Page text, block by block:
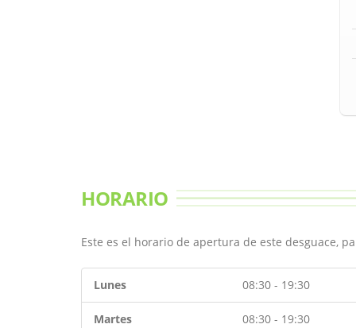
HORARIO
Este es el horario de apertura de este desguace,
Lunes 08:30 - 19:30
Martes 08:30 - 19:30